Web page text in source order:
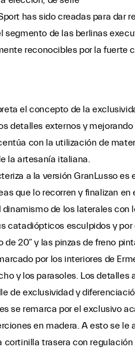
has sido creadas para
segmento de las berlinas
reconocibles por la fuerte
el concepto de la
detalles externos y
con la utilización de
la artesanía italiana.
a la versión GranLusso
que lo recorren y finalizan
de los laterales
catadiópticos esculpidos y
20” y las pinzas de freno
por los interiores de
y los parasoles. Los
de exclusividad y
se remarca por el exclusivo
en madera. A esto se
cortinilla trasera con